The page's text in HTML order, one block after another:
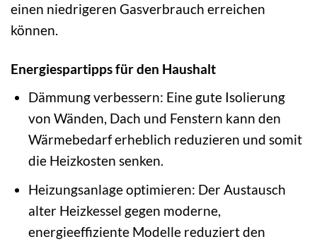
einen niedrigeren Gasverbrauch erreichen
können.
Energiespartipps für den Haushalt
Dämmung verbessern: Eine gute Isolierung
von Wänden, Dach und Fenstern kann den
Wärmebedarf erheblich reduzieren und somit
die Heizkosten senken.
Heizungsanlage optimieren: Der Austausch
alter Heizkessel gegen moderne,
energieeffiziente Modelle reduziert den